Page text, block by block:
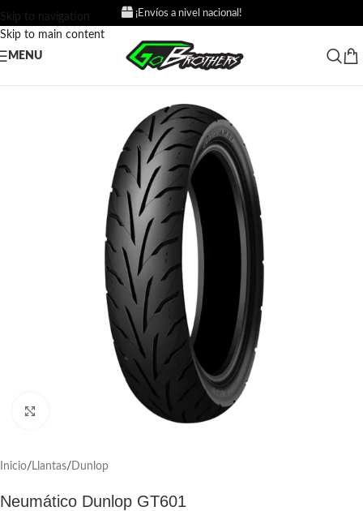
Skip to navigation
Skip to main content
¡Envíos a nivel nacional!
MENU
Inicio/ Llantas/ Dunlop
Neumático Dunlop GT601